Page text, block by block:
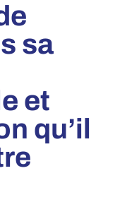
sa
et
qu’il